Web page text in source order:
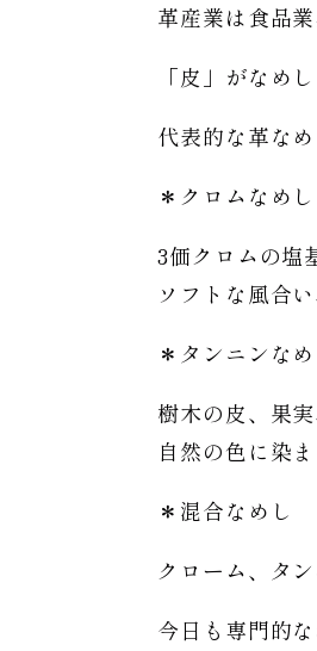
革産業は食品
「皮」がなめ
代表的な革な
＊クロムなめし
3価クロムの塩
ソフトな風合
＊タンニンなめ
樹木の皮、果
自然の色に染
＊混合なめし
クローム、タ
今日も専門的